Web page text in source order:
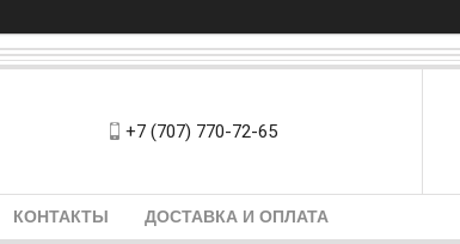
+7 (707) 770-72-65
КОНТАКТЫ ДОСТАВКА И ОПЛАТА